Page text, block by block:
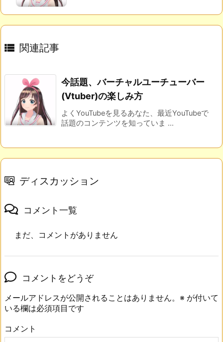
 関連記事
今話題、バーチャルユーチューバー
(Vtuber)の楽しみ方
よくYouTubeを見るあなた、最近YouTubeで
話題のコンテンツを知っていま ...
ディスカッション
コメント一覧
まだ、コメントがありません
コメントをどうぞ
メールアドレスが公開されることはありません。 ※ が付いて
いる欄は必須項目です
コメント